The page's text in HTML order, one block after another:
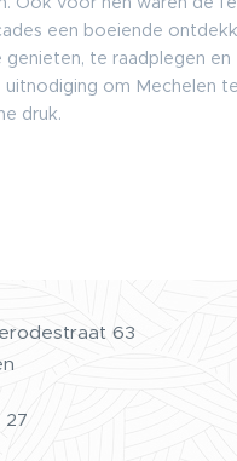
een boeiende
genieten, te raadplegen
om Mechelen
druk.
63
27